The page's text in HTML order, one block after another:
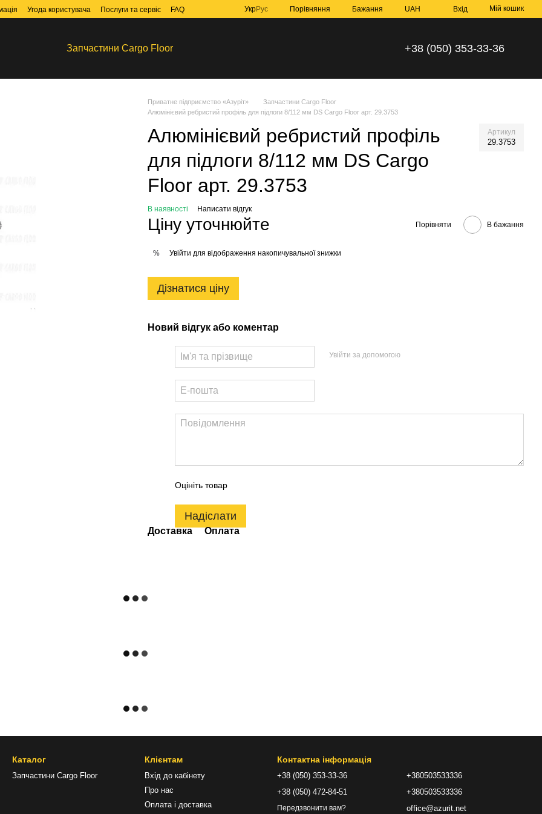
Угода користувача Послуги та сервіс FAQ УкрРус Порівняння Бажання UAH Вхід Мій кошик
Запчастини Cargo Floor +38 (050) 353-33-36
Приватне підприємство «Азуріт»
Запчастини Cargo Floor
Алюмінієвий ребристий профіль для підлоги 8/112 мм DS Cargo Floor арт. 29.3753
Алюмінієвий ребристий профіль
для підлоги 8/112 мм DS Cargo
Floor арт. 29.3753
Артикул
29.3753
В наявності Написати відгук
Ціну уточнюйте Порівняти В бажання
% Увійти для відображення накопичувальної знижки
Дізнатися ціну
Новий відгук або коментар
Увійти за допомогою
Оцініть товар
Надіслати
Доставка Оплата
Каталог
Запчастини Cargo Floor
Клієнтам
Вхід до кабінету
Про нас
Оплата і доставка
Контактна інформація
+38 (050) 353-33-36
+38 (050) 472-84-51
Передзвонити вам?
+380503533336
+380503533336
office@azurit.net